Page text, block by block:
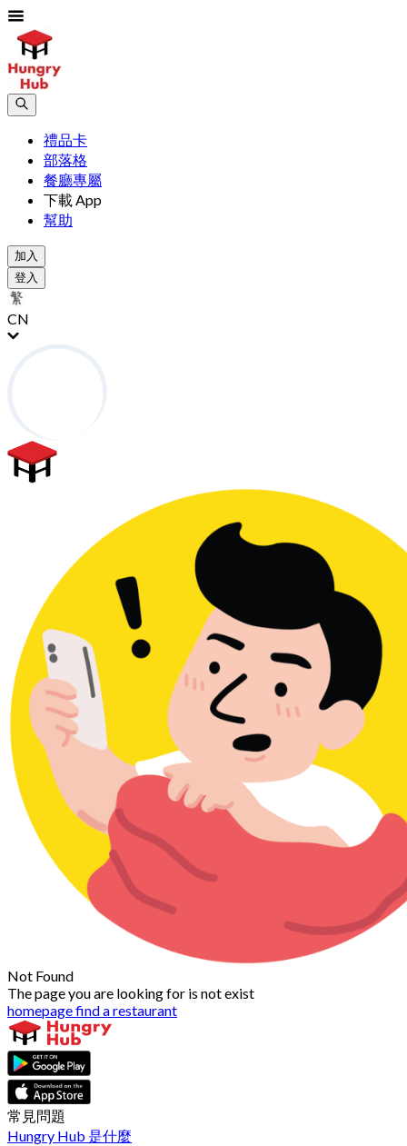
禮品卡
部落格
餐廳專屬
下載 App
幫助
加入
登入
CN
Not Found
The page you are looking for is not exist
homepagefind a restaurant
常見問題
Hungry Hub 是什麼